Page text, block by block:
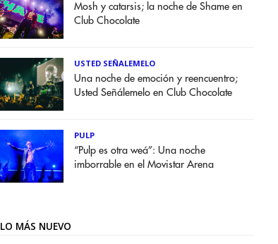
Mosh y catarsis; la noche de Shame en
Club Chocolate
USTED SEÑALEMELO
Una noche de emoción y reencuentro;
Usted Señálemelo en Club Chocolate
PULP
“Pulp es otra weá”: Una noche
imborrable en el Movistar Arena
LO MÁS NUEVO